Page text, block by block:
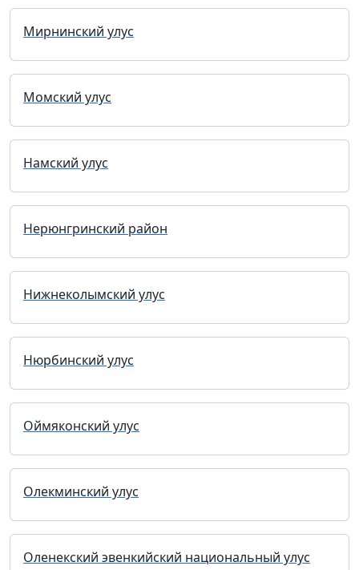
Мирнинский улус
Момский улус
Намский улус
Нерюнгринский район
Нижнеколымский улус
Нюрбинский улус
Оймяконский улус
Олекминский улус
Оленекский эвенкийский национальный улус